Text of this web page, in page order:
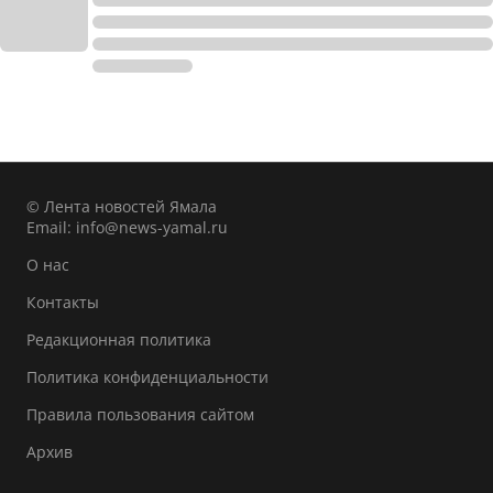
© Лента новостей Ямала
Email: info@news-yamal.ru
О нас
Контакты
Редакционная политика
Политика конфиденциальности
Правила пользования сайтом
Архив